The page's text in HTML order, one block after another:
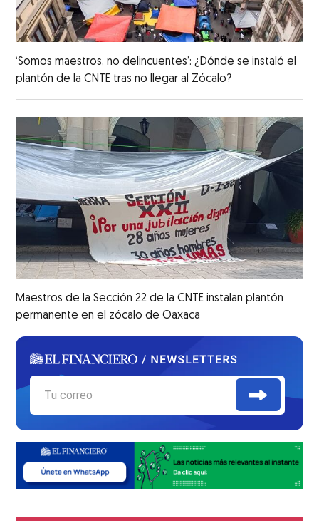
‘Somos maestros, no delincuentes’: ¿Dónde se instaló el
plantón de la CNTE tras no llegar al Zócalo?
Maestros de la Sección 22 de la CNTE instalan plantón
permanente en el zócalo de Oaxaca